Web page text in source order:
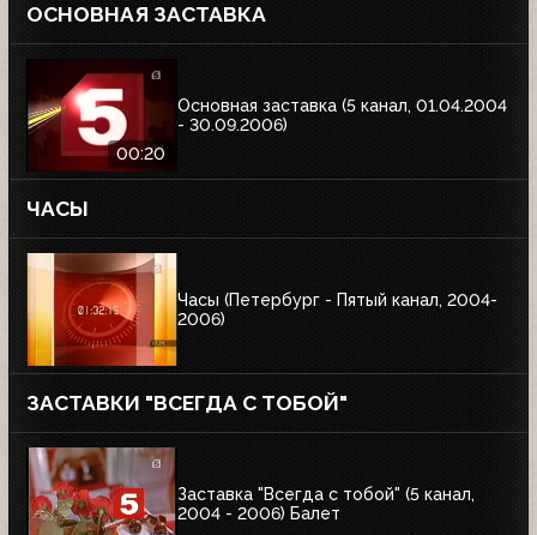
ОСНОВНАЯ ЗАСТАВКА
00:20
Основная заставка (5 канал, 01.04.2004
- 30.09.2006)
ЧАСЫ
Часы (Петербург - Пятый канал, 2004-
2006)
ЗАСТАВКИ "ВСЕГДА С ТОБОЙ"
Заставка "Всегда с тобой" (5 канал,
2004 - 2006) Балет